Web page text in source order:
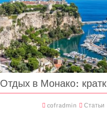
Отдых в Монако:
cofradmin Статьи